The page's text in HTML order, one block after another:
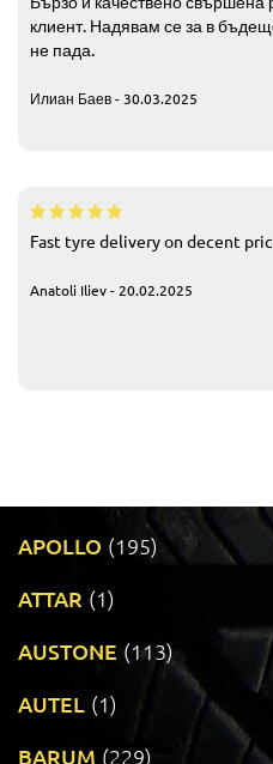
клиент. Надявам се за в
не пада.
Илиан Баев - 30.03.2025
Fast tyre delivery on decent
Anatoli Iliev - 20.02.2025
APOLLO (195)
ATTAR (1)
AUSTONE (113)
AUTEL (1)
BARUM (229)